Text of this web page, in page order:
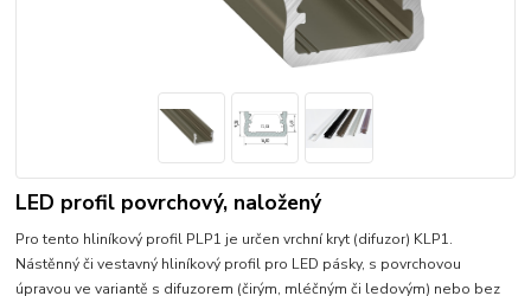
LED profil povrchový, naložený
Pro tento hliníkový profil PLP1 je určen vrchní kryt (difuzor) KLP1.
Nástěnný či vestavný hliníkový profil pro LED pásky, s povrchovou
úpravou ve variantě s difuzorem (čirým, mléčným či ledovým) nebo bez